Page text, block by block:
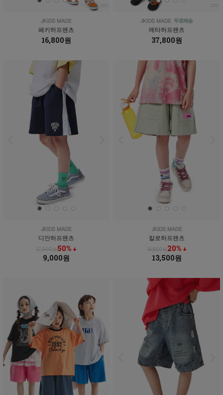
페키하프팬츠
16,800원
메타하프팬츠
37,800원
디안하프팬츠
17,900원50% ↓
9,000원
칼로하프팬츠
16,800원20% ↓
13,500원